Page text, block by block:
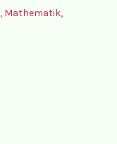
, Mathematik,